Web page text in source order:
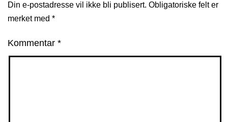
Din e-postadresse vil ikke bli publisert. Obligatoriske felt er
merket med *
Kommentar *